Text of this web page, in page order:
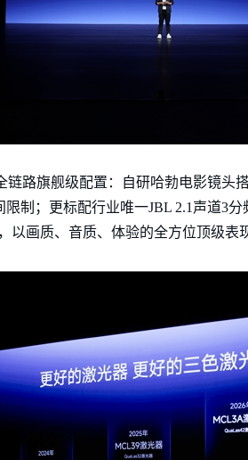
链路旗舰级配置：自研哈勃电影镜头
制；更标配行业唯一JBL 2.1声道3
以画质、音质、体验的全方位顶级表